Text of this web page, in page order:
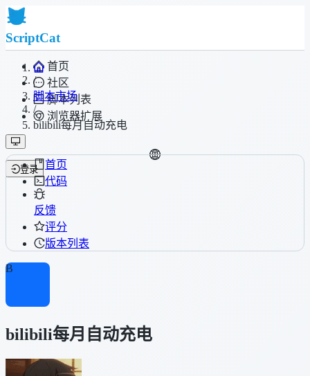
ScriptCat
首页
社区
脚本列表
浏览器扩展
登录
/
脚本市场
/
bilibili每月自动充电
首页
代码
反馈
评分
版本列表
B
bilibili每月自动充电